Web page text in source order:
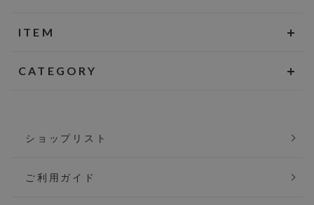
ITEM
CATEGORY
ショップリスト
ご利用ガイド